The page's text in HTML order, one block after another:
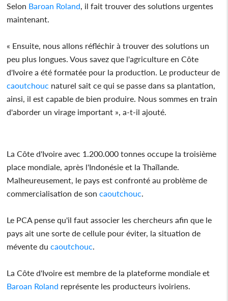
Selon Baroan Roland , il fait trouver des solutions urgentes
maintenant.
« Ensuite, nous allons réfléchir à trouver des solutions un
peu plus longues. Vous savez que l'agriculture en Côte
d'Ivoire a été formatée pour la production. Le producteur de
caoutchouc naturel sait ce qui se passe dans sa plantation,
ainsi, il est capable de bien produire. Nous sommes en train
d'aborder un virage important », a-t-il ajouté.
La Côte d'Ivoire avec 1.200.000 tonnes occupe la troisième
place mondiale, après l'Indonésie et la Thaïlande.
Malheureusement, le pays est confronté au problème de
commercialisation de soncaoutchouc
Le PCA pense qu'il faut associer les chercheurs afin que le
pays ait une sorte de cellule pour éviter, la situation de
mévente ducaoutchouc
La Côte d'Ivoire est membre de la plateforme mondiale et
Baroan Roland représente les producteurs ivoiriens.